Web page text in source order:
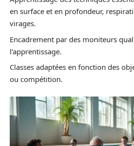
en surface et en profondeur,
virages.
Encadrement par des moniteurs
l’apprentissage.
Classes adaptées en fonction des
ou compétition.